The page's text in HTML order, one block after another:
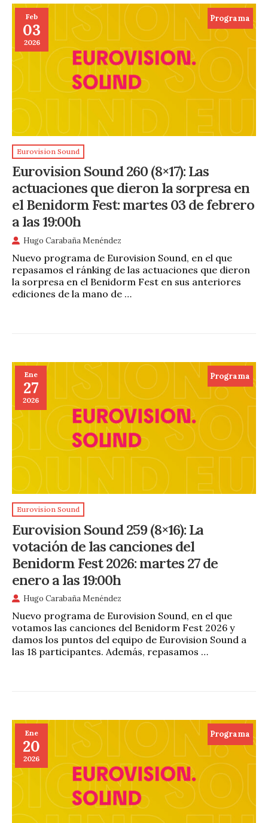
Feb
03
2026
Programa
Eurovision Sound
Eurovision Sound 260 (8×17): Las
actuaciones que dieron la sorpresa en
el Benidorm Fest: martes 03 de febrero
a las 19:00h
Hugo Carabaña Menéndez
Nuevo programa de Eurovision Sound, en el que
repasamos el ránking de las actuaciones que dieron
la sorpresa en el Benidorm Fest en sus anteriores
ediciones de la mano de …
Ene
27
2026
Programa
Eurovision Sound
Eurovision Sound 259 (8×16): La
votación de las canciones del
Benidorm Fest 2026: martes 27 de
enero a las 19:00h
Hugo Carabaña Menéndez
Nuevo programa de Eurovision Sound, en el que
votamos las canciones del Benidorm Fest 2026 y
damos los puntos del equipo de Eurovision Sound a
las 18 participantes. Además, repasamos …
Ene
20
2026
Programa